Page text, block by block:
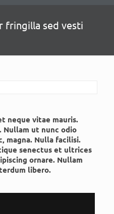
fringilla sed vesti
neque vitae mauris.
Nullam ut nunc odio
magna. Nulla facilisi.
senectus et ultrices
ornare. Nullam
libero.